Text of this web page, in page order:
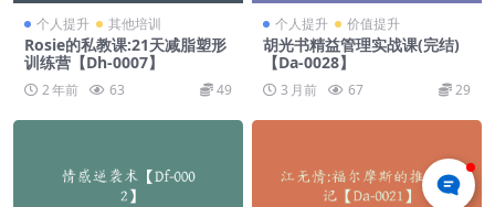
个人提升 其他培训
Rosie的私教课:21天减脂塑形
训练营【Dh-0007】
2 年前 63 49
个人提升 价值提升
胡光书精益管理实战课(完结)
【Da-0028】
3 月前 67 29